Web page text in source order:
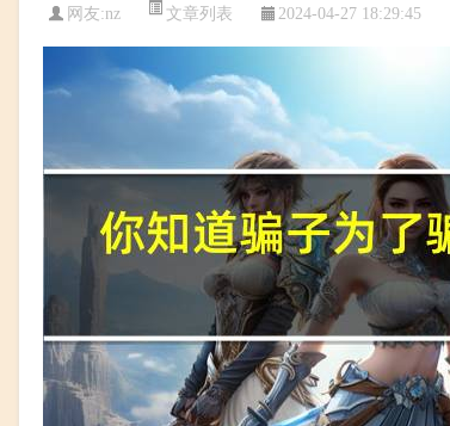
网友:nz 文章列表 2024-04-27 18:29:45